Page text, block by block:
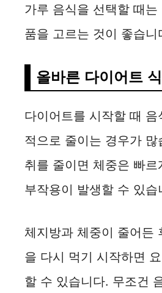
가루 음식을 선택할 때는
품을 고르는 것이 좋습니
올바른 다이어트
다이어트를 시작할 때
적으로 줄이는 경우가 많
취를 줄이면 체중은 빠르
부작용이 발생할 수 있습
체지방과 체중이 줄어든
을 다시 먹기 시작하면
할 수 있습니다. 무조건